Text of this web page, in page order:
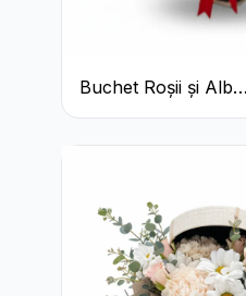
Buchet Roșii și Alb
Clasic